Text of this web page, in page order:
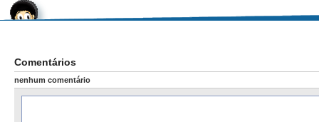
Comentários
nenhum comentário